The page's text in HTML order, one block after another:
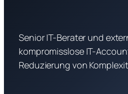
Senior IT-Berater und
kompromisslose IT-
Reduzierung von